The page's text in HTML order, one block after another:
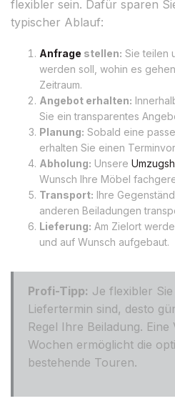
flexibler sein. Dafür sparen
typischer Ablauf:
Anfrage stellen: Sie teilen
werden soll, wohin es
Zeitraum.
Angebot erhalten:
Sie ein transparentes
Planung: Sobald eine
erhalten Sie einen
Abholung: Unsere
Wunsch Ihre Möbel
Transport: Ihre
anderen Beiladungen
Lieferung: Am Zielort
und auf Wunsch aufgebaut.
Profi-Tipp: Je flexibler
Liefertermin sind, desto
Regel Ihre Beiladung.
Wochen ermöglicht die
bestehende Touren.